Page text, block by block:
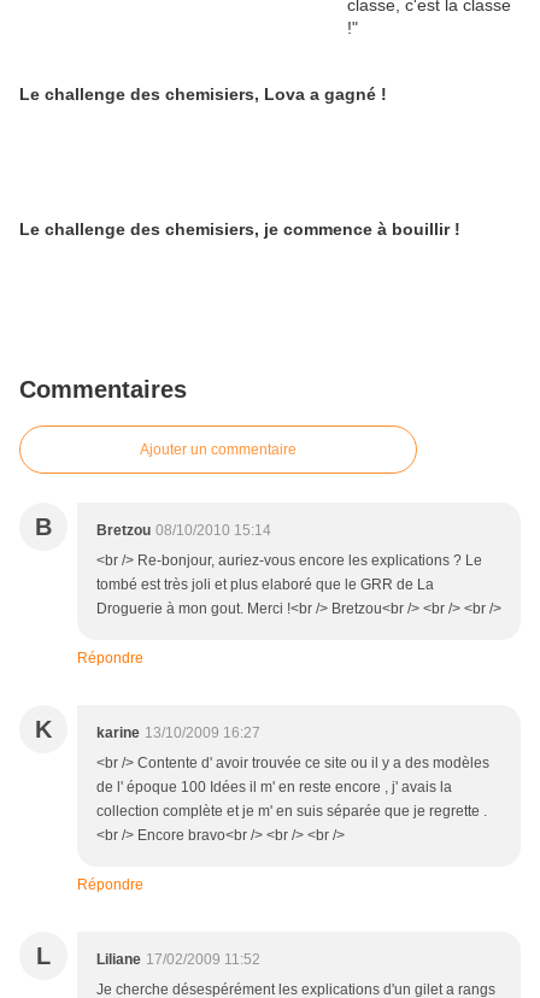
Le challenge des chemisiers, Lova a gagné !
Le challenge des chemisiers, je commence à bouillir !
Commentaires
Ajouter un commentaire
B Bretzou 08/10/2010 15:14
<br /> Re-bonjour, auriez-vous encore les explications ? Le
tombé est très joli et plus elaboré que le GRR de La
Droguerie à mon gout. Merci !<br /> Bretzou<br /> <br /> <br />
Répondre
K karine 13/10/2009 16:27
<br /> Contente d' avoir trouvée ce site ou il y a des modèles
de l' époque 100 Idées il m' en reste encore , j' avais la
collection complète et je m' en suis séparée que je regrette .
<br /> Encore bravo<br /> <br /> <br />
Répondre
L Liliane 17/02/2009 11:52
Je cherche désespérément les explications d'un gilet a rangs